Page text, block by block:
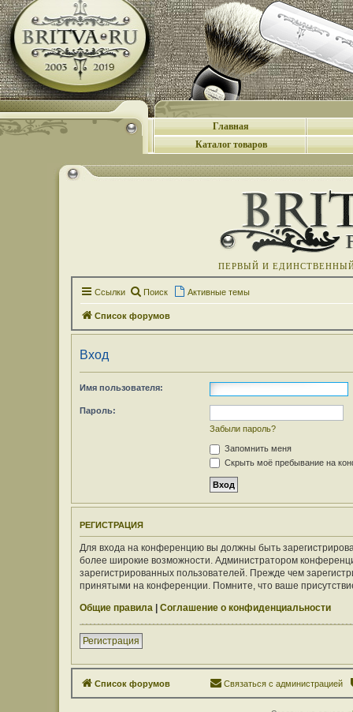
Главная
Каталог товаров
ПЕРВЫЙ И
Ссылки Поиск Активные темы
Список форумов
Вход
Имя пользователя:
Пароль:
Забыли пароль?
Запомнить меня
Скрыть моё пребывание на
РЕГИСТРАЦИЯ
Для входа на конференцию вы должны быть
более широкие возможности. Администратором
зарегистрированных пользователей. Прежде чем
принятыми на конференции. Помните, что ваше
Общие правила | Соглашение о конфиденциальности
Регистрация
Список форумов Связаться с администрацией